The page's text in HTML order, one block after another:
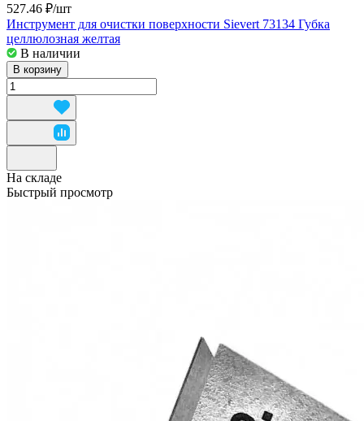
527.46 ₽/шт
Инструмент для очистки поверхности Sievert 73134 Губка
целлюлозная желтая
В наличии
В корзину
На складе
Быстрый просмотр